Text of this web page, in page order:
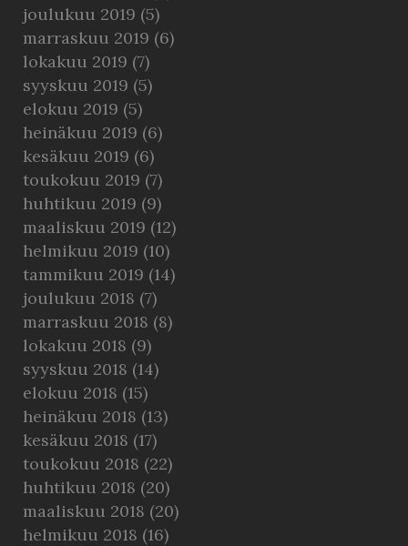
joulukuu 2019 (5)
marraskuu 2019 (6)
lokakuu 2019 (7)
syyskuu 2019 (5)
elokuu 2019 (5)
heinäkuu 2019 (6)
kesäkuu 2019 (6)
toukokuu 2019 (7)
huhtikuu 2019 (9)
maaliskuu 2019 (12)
helmikuu 2019 (10)
tammikuu 2019 (14)
joulukuu 2018 (7)
marraskuu 2018 (8)
lokakuu 2018 (9)
syyskuu 2018 (14)
elokuu 2018 (15)
heinäkuu 2018 (13)
kesäkuu 2018 (17)
toukokuu 2018 (22)
huhtikuu 2018 (20)
maaliskuu 2018 (20)
helmikuu 2018 (16)